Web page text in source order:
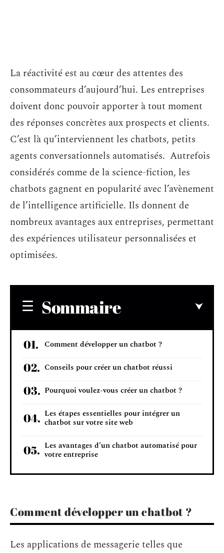
La réactivité est au cœur des attentes des
consommateurs d’aujourd’hui. Les entreprises
doivent donc pouvoir apporter à tout moment
des réponses concrètes aux prospects et clients.
C’est là qu’interviennent les chatbots, petits
agents conversationnels automatisés. Autrefois
considérés comme de la science-fiction, les
chatbots gagnent en popularité avec l’avènement
de l’intelligence artificielle. Ils donnent de
nombreux avantages aux entreprises, permettant
des expériences utilisateur personnalisées et
optimisées.
Sommaire
Comment développer un chatbot ?
Conseils pour créer un chatbot réussi
Pourquoi voulez-vous créer un chatbot ?
Les étapes essentielles pour intégrer un
chatbot sur votre site web
Les avantages d’un chatbot automatisé pour
votre entreprise
Comment développer un chatbot ?
Les applications de messagerie telles que